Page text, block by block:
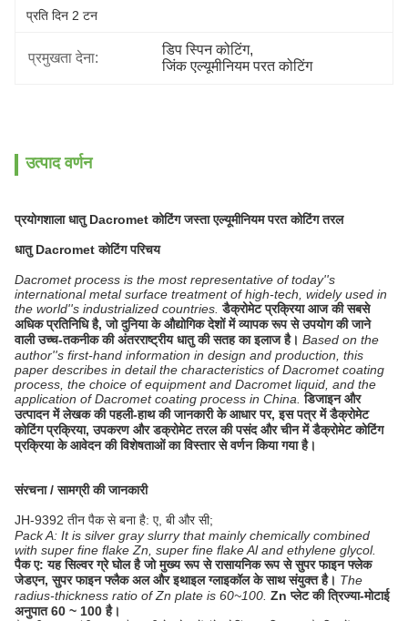
प्रति दिन 2 टन
प्रमुखता देना:
डिप स्पिन कोटिंग,
जिंक एल्यूमीनियम परत कोटिंग
उत्पाद वर्णन
प्रयोगशाला धातु Dacromet कोटिंग जस्ता एल्यूमीनियम परत कोटिंग तरल
धातु Dacromet कोटिंग परिचय
Dacromet process is the most representative of today''s
international metal surface treatment of high-tech, widely used in
the world''s industrialized countries. डैक्रोमेट प्रक्रिया आज की सबसे
अधिक प्रतिनिधि है, जो दुनिया के औद्योगिक देशों में व्यापक रूप से उपयोग की जाने
वाली उच्च-तकनीक की अंतरराष्ट्रीय धातु की सतह का इलाज है। Based on the
author''s first-hand information in design and production, this
paper describes in detail the characteristics of Dacromet coating
process, the choice of equipment and Dacromet liquid, and the
application of Dacromet coating process in China. डिजाइन और
उत्पादन में लेखक की पहली-हाथ की जानकारी के आधार पर, इस पत्र में डैक्रोमेट
कोटिंग प्रक्रिया, उपकरण और डक्रोमेट तरल की पसंद और चीन में डैक्रोमेट कोटिंग
प्रक्रिया के आवेदन की विशेषताओं का विस्तार से वर्णन किया गया है।
संरचना / सामग्री की जानकारी
JH-9392 तीन पैक से बना है: ए, बी और सी;
Pack A: It is silver gray slurry that mainly chemically combined
with super fine flake Zn, super fine flake Al and ethylene glycol.
पैक ए: यह सिल्वर ग्रे घोल है जो मुख्य रूप से रासायनिक रूप से सुपर फाइन फ्लेक
जेडएन, सुपर फाइन फ्लैक अल और इथाइल ग्लाइकॉल के साथ संयुक्त है। The
radius-thickness ratio of Zn plate is 60~100. Zn प्लेट की त्रिज्या-मोटाई
अनुपात 60 ~ 100 है।